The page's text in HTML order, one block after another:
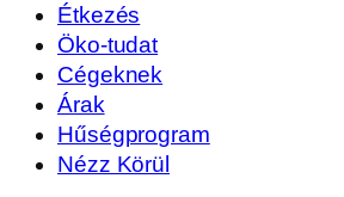
Étkezés
Öko-tudat
Cégeknek
Árak
Hűségprogram
Nézz Körül